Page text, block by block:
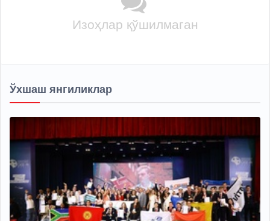
Изоҳлар қўшилмаган
Ўхшаш янгиликлар